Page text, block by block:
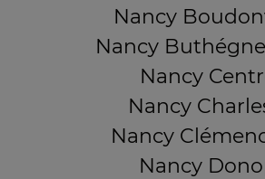
Nancy
Nancy
Nancy
Nancy
Nancy
Nancy